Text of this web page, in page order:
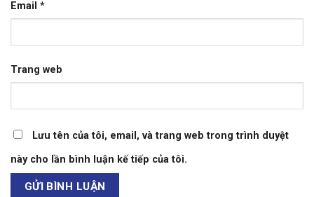
Email *
Trang web
Lưu tên của tôi, email, và trang web trong trình duyệt
này cho lần bình luận kế tiếp của tôi.